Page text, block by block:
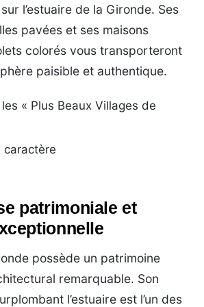
l’estuaire de la Gironde. Ses
pavées et ses maisons
colorés vous transporteront
paisible et authentique.
« Plus Beaux Villages de
caractère
patrimoniale et
possède un patrimoine
remarquable. Son
l’estuaire est l’un des